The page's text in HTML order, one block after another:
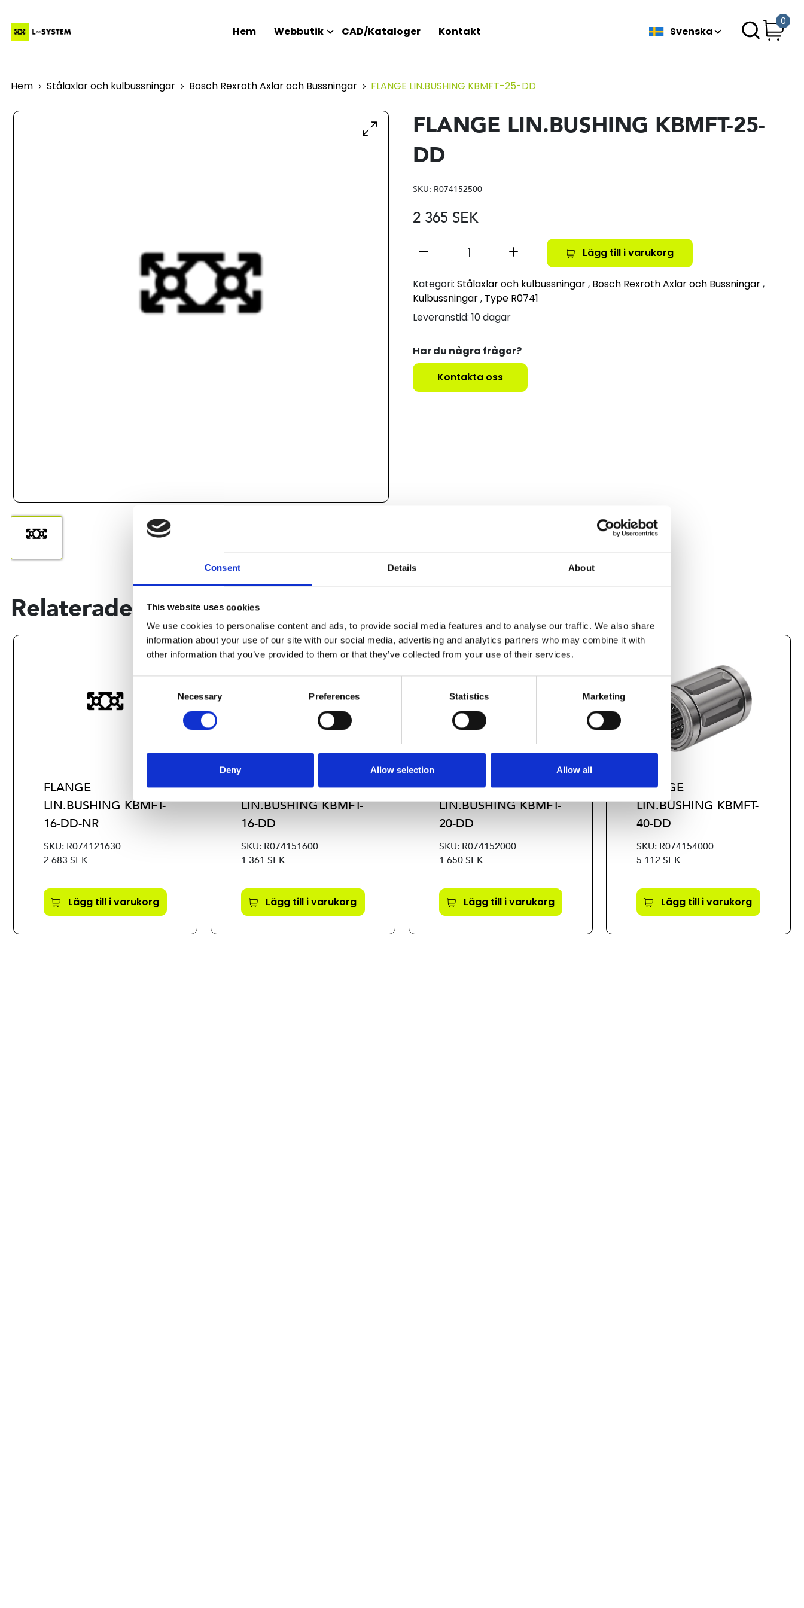
Consent Details About
This website uses cookies
We use cookies to personalise content and ads, to provide social media features and to analyse our traffic. We also share
information about your use of our site with our social media, advertising and analytics partners who may combine it with
other information that you’ve provided to them or that they’ve collected from your use of their services.
Necessary Preferences Statistics Marketing
Deny Allow selection Allow all
Hem Webbutik CAD/Kataloger Kontakt Svenska
0
Hem Stålaxlar och kulbussningar Bosch Rexroth Axlar och Bussningar FLANGE LIN.BUSHING KBMFT-25-DD
FLANGE LIN.BUSHING KBMFT-25-
DD
SKU: R074152500
2 365 SEK
Lägg till i varukorg
Kategori: Stålaxlar och kulbussningar, Bosch Rexroth Axlar och Bussningar,
Kulbussningar, Type R0741
Leveranstid: 10 dagar
Har du några frågor?
Kontakta oss
Relaterade produkter
FLANGE
LIN.BUSHING KBMFT-
16-DD-NR
SKU: R074121630
2 683 SEK
Lägg till i varukorg
FLANGE
LIN.BUSHING KBMFT-
16-DD
SKU: R074151600
1 361 SEK
Lägg till i varukorg
FLANGE
LIN.BUSHING KBMFT-
20-DD
SKU: R074152000
1 650 SEK
Lägg till i varukorg
FLANGE
LIN.BUSHING KBMFT-
40-DD
SKU: R074154000
5 112 SEK
Lägg till i varukorg